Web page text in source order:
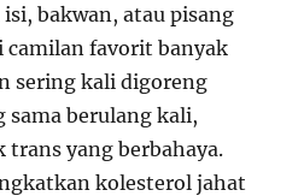
bakwan, atau pisang
camilan favorit banyak
sering kali digoreng
sama berulang kali,
yang berbahaya.
kolesterol jahat